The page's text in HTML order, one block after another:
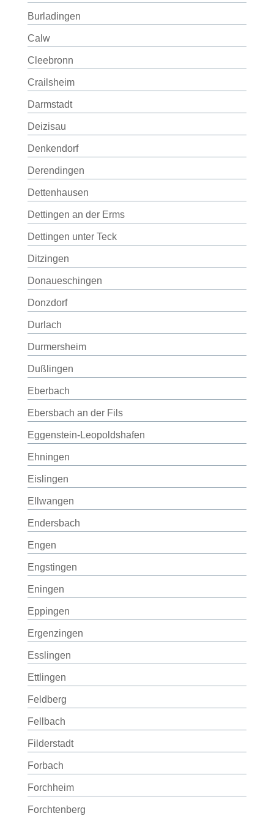
Burladingen
Calw
Cleebronn
Crailsheim
Darmstadt
Deizisau
Denkendorf
Derendingen
Dettenhausen
Dettingen an der Erms
Dettingen unter Teck
Ditzingen
Donaueschingen
Donzdorf
Durlach
Durmersheim
Dußlingen
Eberbach
Ebersbach an der Fils
Eggenstein-Leopoldshafen
Ehningen
Eislingen
Ellwangen
Endersbach
Engen
Engstingen
Eningen
Eppingen
Ergenzingen
Esslingen
Ettlingen
Feldberg
Fellbach
Filderstadt
Forbach
Forchheim
Forchtenberg